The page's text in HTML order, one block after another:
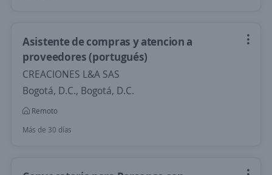
Asistente de compras y atencion a
proveedores (portugués)
CREACIONES L&A SAS
Bogotá, D.C., Bogotá, D.C.
Remoto
Más de 30 días